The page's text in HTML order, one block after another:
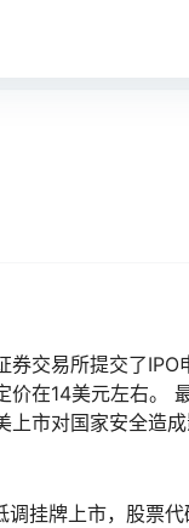
交易所提交了
在14美元左右。
市对国家安全造
挂牌上市，股票代